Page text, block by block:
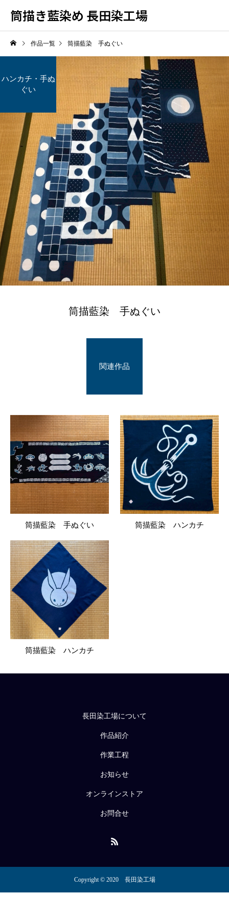
筒描き藍染め 長田染工場
作品一覧 筒描藍染 手ぬぐい
ハンカチ・手ぬ
ぐい
筒描藍染 手ぬぐい
関連作品
筒描藍染 手ぬぐい 筒描藍染 ハンカチ
筒描藍染 ハンカチ
長田染工場について
作品紹介
作業工程
お知らせ
オンラインストア
お問合せ
Copyright © 2020 長田染工場